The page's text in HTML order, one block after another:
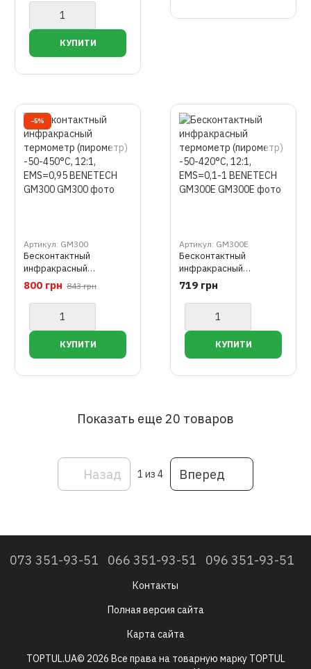
EMS=0,95 BENETECH
−5%
Артикул: GM300
Бесконтактный
инфракрасный
термометр (пирометр)
-50-450°C, 12:1,
EMS=0,95 BENETECH
800 грн 843 грн
Артикул: GM300E
Бесконтактный
инфракрасный
термометр (пирометр)
-50-420°C, 12:1,
EMS=0,1-1 BENETECH
719 грн
Показать еще 20 товаров
Назад 1 из 4 Вперед
073 351-93-51 066 351-93-51 096 351-93-51
Контакты
Полная версия сайта
Карта сайта
TOPTUL.UA© 2026 Все права на товарную марку TOPTUL